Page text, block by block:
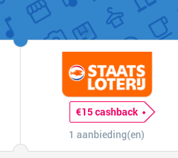
€15 cashback
1 aanbieding(en)